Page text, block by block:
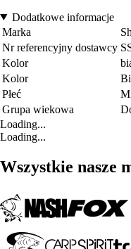
Dodatkowe informacje
Marka
Nr referencyjny dostawcy
Kolor
Kolor
Płeć
Grupa wiekowa
Loading...
Loading...
Wszystkie nasze